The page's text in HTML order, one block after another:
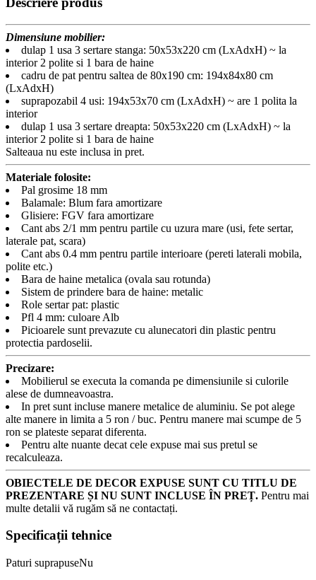
Dimensiune mobilier:
dulap 1 usa 3 sertare stanga: 50x53x220 cm (LxAdxH) ~ la
interior 2 polite si 1 bara de haine
cadru de pat pentru saltea de 80x190 cm: 194x84x80 cm
(LxAdxH)
suprapozabil 4 usi: 194x53x70 cm (LxAdxH) ~ are 1 polita la
interior
dulap 1 usa 3 sertare dreapta: 50x53x220 cm (LxAdxH) ~ la
interior 2 polite si 1 bara de haine
Salteaua nu este inclusa in pret.
Materiale folosite:
Pal grosime 18 mm
Balamale: Blum fara amortizare
Glisiere: FGV fara amortizare
Cant abs 2/1 mm pentru partile cu uzura mare (usi, fete sertar,
laterale pat, scara)
Cant abs 0.4 mm pentru partile interioare (pereti laterali mobila,
polite etc.)
Bara de haine metalica (ovala sau rotunda)
Sistem de prindere bara de haine: metalic
Role sertar pat: plastic
Pfl 4 mm: culoare Alb
Picioarele sunt prevazute cu alunecatori din plastic pentru
protectia pardoselii.
Precizare:
Mobilierul se executa la comanda pe dimensiunile si culorile
alese de dumneavoastra.
In pret sunt incluse manere metalice de aluminiu. Se pot alege
alte manere in limita a 5 ron / buc. Pentru manere mai scumpe de 5
ron se plateste separat diferenta.
Pentru alte nuante decat cele expuse mai sus pretul se
recalculeaza.
OBIECTELE DE DECOR EXPUSE SUNT CU TITLU DE
PREZENTARE ȘI NU SUNT INCLUSE ÎN PREȚ. Pentru mai
multe detalii vă rugăm să ne contactați.
Specificații tehnice
Paturi suprapuseNu